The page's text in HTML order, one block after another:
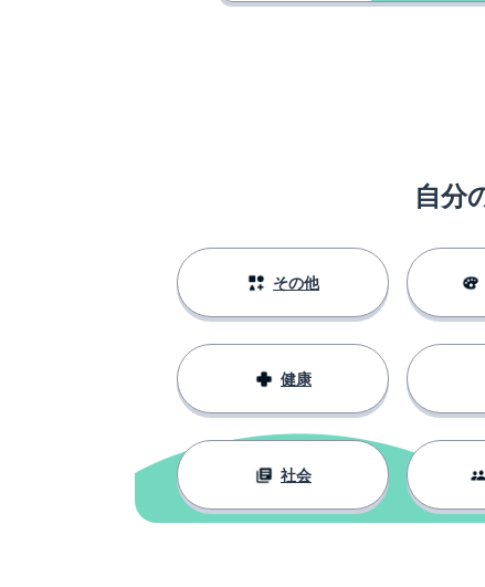
可能
短い
携帯電話
verbringen 過ごす
自分
その他
健康
社会